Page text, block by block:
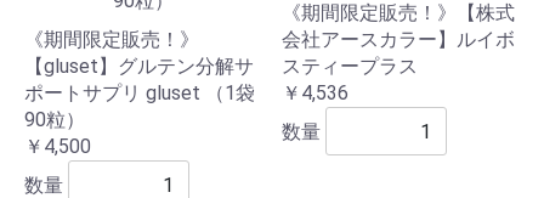
《期間限定販売！》
【gluset】グルテン分解サ
ポートサプリ gluset （1袋
90粒）
￥4,500
数量
《期間限定販売！》【株式
会社アースカラー】ルイボ
スティープラス
￥4,536
数量